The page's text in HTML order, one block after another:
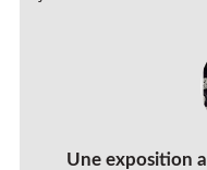
Une exposition